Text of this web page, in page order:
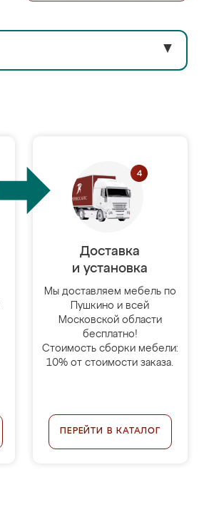
▼
Доставка
и установка
Мы доставляем мебель по
Пушкино и всей
Московской области
бесплатно!
Стоимость сборки мебели:
10% от стоимости заказа.
ПЕРЕЙТИ В КАТАЛОГ